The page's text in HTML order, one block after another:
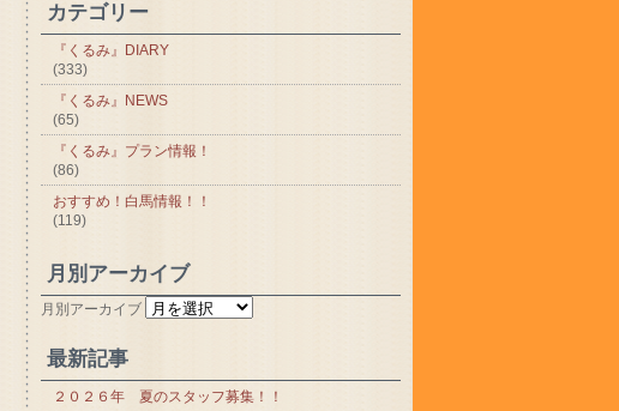
カテゴリー
『くるみ』DIARY
(333)
『くるみ』NEWS
(65)
『くるみ』プラン情報！
(86)
おすすめ！白馬情報！！
(119)
月別アーカイブ
月別アーカイブ
最新記事
２０２６年 夏のスタッフ募集！！